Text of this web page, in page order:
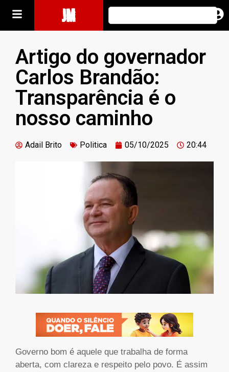
JM
Artigo do governador
Carlos Brandão:
Transparência é o
nosso caminho
Adail Brito Politica 05/10/2025 20:44
Governo bom é aquele que trabalha de forma
aberta, com clareza e respeito pelo povo. É assim